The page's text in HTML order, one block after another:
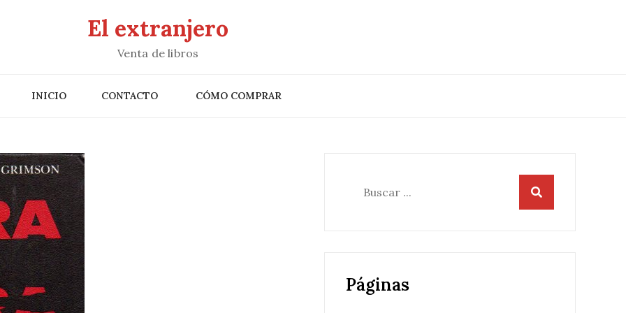
El extranjero
Venta de libros
INICIO CONTACTO CÓMO COMPRAR
Páginas